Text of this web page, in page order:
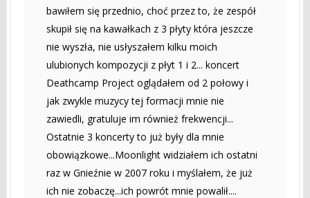
bawiłem się przednio, choć przez to, że zespół
skupił się na kawałkach z 3 płyty która jeszcze
nie wyszła, nie usłyszałem kilku moich
ulubionych kompozycji z płyt 1 i 2... koncert
Deathcamp Project oglądałem od 2 połowy i
jak zwykle muzycy tej formacji mnie nie
zawiedli, gratuluje im również frekwencji...
Ostatnie 3 koncerty to już były dla mnie
obowiązkowe...Moonlight widziałem ich ostatni
raz w Gnieźnie w 2007 roku i myślałem, że już
ich nie zobaczę...ich powrót mnie powalił....